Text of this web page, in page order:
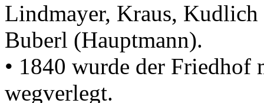
Lindmayer, Kraus,
Buberl (Hauptmann).
• 1840 wurde der
wegverlegt.